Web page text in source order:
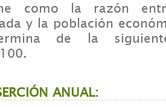
como la razón
y la población
de la
ANUAL: